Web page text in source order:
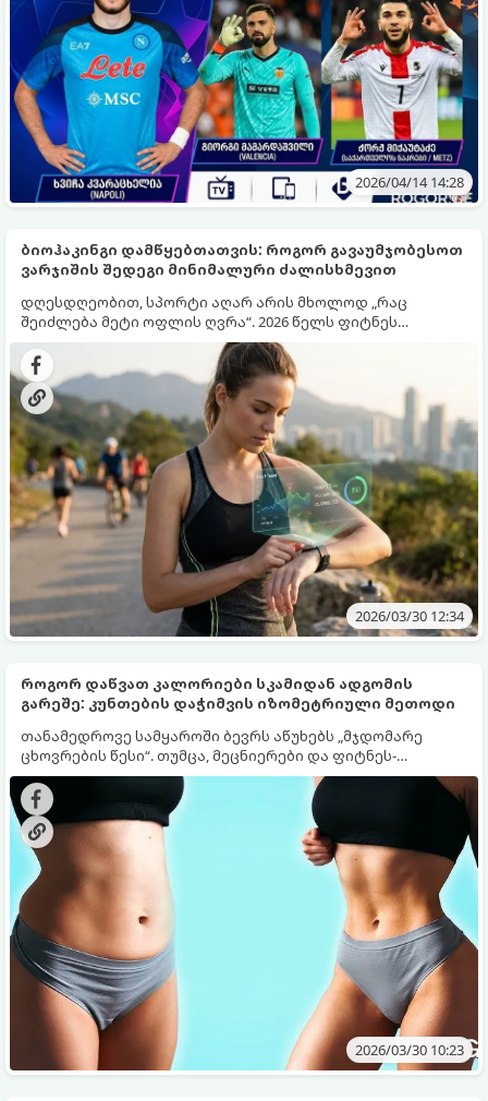
2026/04/14 14:28
ბიოჰაკინგი დამწყებთათვის: როგორ გავაუმჯობესოთ
ვარჯიშის შედეგი მინიმალური ძალისხმევით
დღესდღეობით, სპორტი აღარ არის მხოლოდ „რაც
შეიძლება მეტი ოფლის ღვრა“. 2026 წელს ფიტნეს
სამყარო დაიპყრო ბიოჰაკინგმა — მეცნიერულმა
მიდგომამ, რომელიც საშუალებას გვაძლევს „გავტეხოთ“
საკუთარი ბიოლოგიური კოდი და მივიღოთ მაქსიმალური
შედეგი მინიმალურ დროში. თუ გსურთ იყოთ უფრო
პროდუქტიული, ძლიერი და ენერგიული, დროა გაეცნოთ
რამდენიმე მარტივ, მაგრამ ეფექტურ ხერხს.
2026/03/30 12:34
როგორ დაწვათ კალორიები სკამიდან ადგომის
გარეშე: კუნთების დაჭიმვის იზომეტრიული მეთოდი
თანამედროვე სამყაროში ბევრს აწუხებს „მჯდომარე
ცხოვრების წესი“. თუმცა, მეცნიერები და ფიტნეს-
ექსპერტები თანხმდებიან, რომ კუნთების
მიზანმიმართული დაჭიმვა (იზომეტრიული ვარჯიშები)
ჯდომის დროსაც კი ააქტიურებს მეტაბოლიზმს და ზრდის
კალორიების წვას.
2026/03/30 10:23